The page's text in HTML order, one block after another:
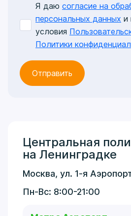
Я даю согласие на
персональных данных и
условия
Политики
Центральная
на Ленинградке
Москва, ул. 1-я
Пн-Вс: 8:00-21:00